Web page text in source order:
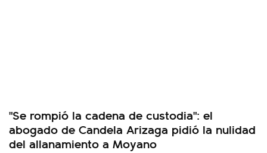
"Se rompió la cadena de custodia": el
abogado de Candela Arizaga pidió la nulidad
del allanamiento a Moyano